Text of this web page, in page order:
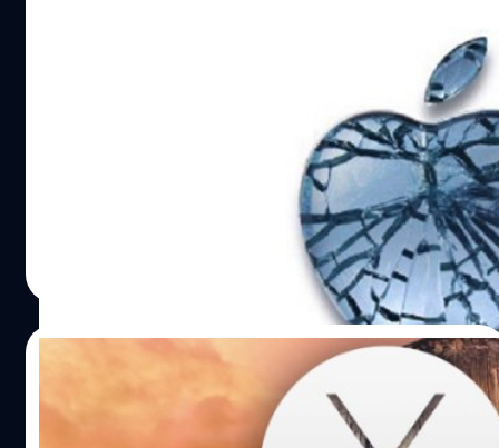
Project Zero Team จาก Google เผยช่อง
โหว่ใน OS X ซึ่ง Apple ทำการแก้ไขแล้วแต่ยัง
ทีมรักษาความปลอดภัยระบบอย่าง Project Zero Security
Team ของ Google เผยถึงช่องโหว่ของระบบปฏิบัติการ OS X
| 4213 days ago
อัพเดทแล้วจ้า! Apple ปล่อย OS X Yosemite
10.10.1 เพื่อปรับปรุงความเสถียรของWi-